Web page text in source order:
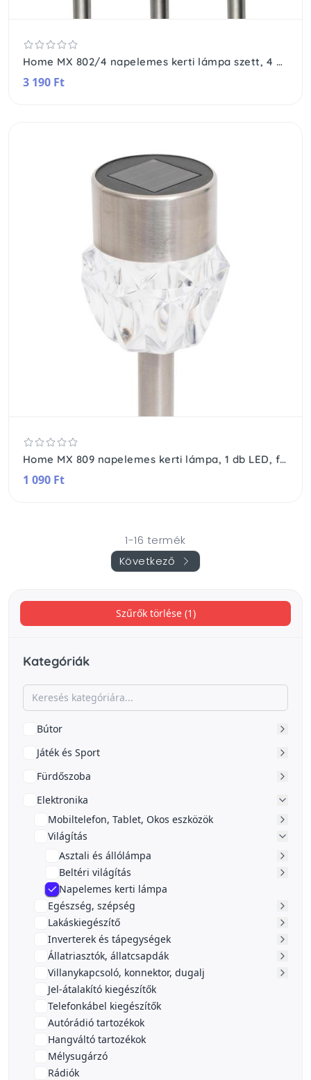
Szűrők törlése (1)
Kategóriák
Bútor
Játék és Sport
Fürdőszoba
Elektronika
Mobiltelefon, Tablet, Okos eszközök
Világítás
Asztali és állólámpa
Beltéri világítás
Napelemes kerti lámpa
Egészség, szépség
Lakáskiegészítő
Inverterek és tápegységek
Állatriasztók, állatcsapdák
Villanykapcsoló, konnektor, dugalj
Jel-átalakító kiegészítők
Telefonkábel kiegészítők
Autórádió tartozékok
Hangváltó tartozékok
Mélysugárzó
Rádiók
Home MX 802/4 napelemes kerti lámpa szett, 4 db, 1 db LED, fém és műanyag, automatikus, kristályszerű fej
3 190 Ft
Home MX 809 napelemes kerti lámpa, 1 db LED, fém, időjárásálló, automatikus, hidegfehér
1 090 Ft
1-16 termék
Következő